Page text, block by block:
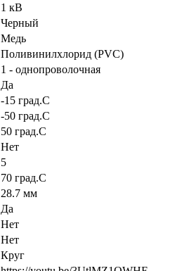
1 кВ
Черный
Медь
Поливинилхлорид (PVC)
1 - однопроволочная
Да
-15 град.C
-50 град.C
50 град.C
Нет
5
70 град.C
28.7 мм
Да
Нет
Нет
Круг